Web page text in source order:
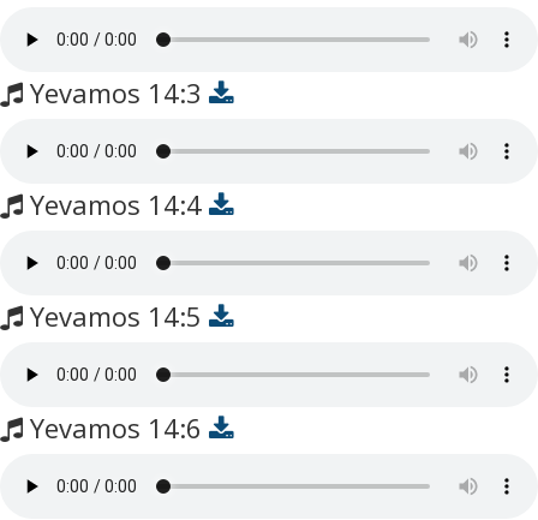
Yevamos 14:3
Yevamos 14:4
Yevamos 14:5
Yevamos 14:6